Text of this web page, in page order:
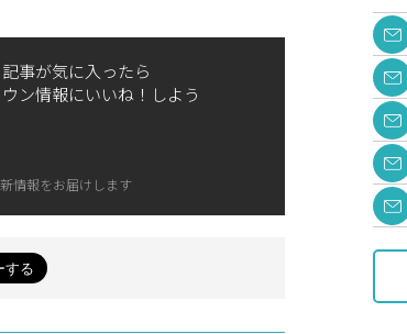
記事が気に入ったら
ン情報にいいね！しよう
情報をお届けします